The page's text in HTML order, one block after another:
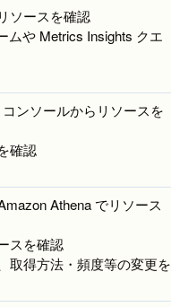
ソースを確認
ムや Metrics Insights クエ
ンソールからリソースを
確認
Athena でリソース
スを確認
取得方法・頻度等の変更を